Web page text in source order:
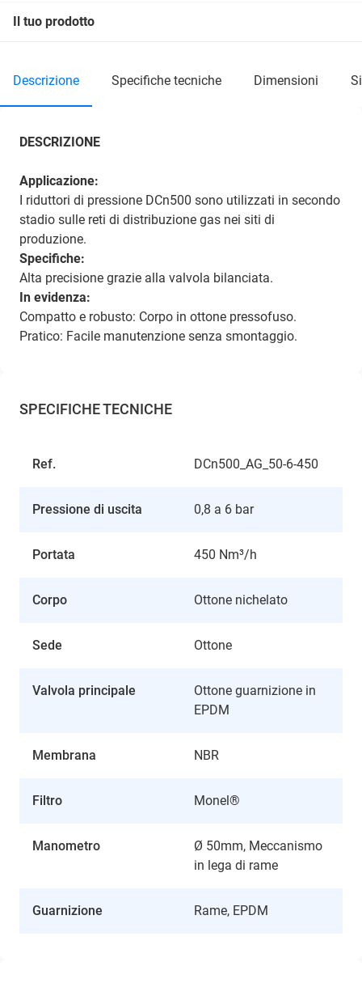
Il tuo prodotto
descrizione specifiche tecniche dimensioni
DESCRIZIONE
Applicazione:
I riduttori di pressione DCn500 sono utilizzati in secondo
stadio sulle reti di distribuzione gas nei siti di
produzione.
Specifiche:
Alta precisione grazie alla valvola bilanciata.
In evidenza:
Compatto e robusto: Corpo in ottone pressofuso.
Pratico: Facile manutenzione senza smontaggio.
SPECIFICHE TECNICHE
Ref. DCn500_AG_50-6-450
Pressione di uscita 0,8 a 6 bar
Portata 450 Nm³/h
Corpo Ottone nichelato
Sede Ottone
Valvola principale
Ottone guarnizione in
EPDM
Membrana NBR
Filtro Monel®
Manometro
Ø 50mm, Meccanismo
in lega di rame
Guarnizione Rame, EPDM